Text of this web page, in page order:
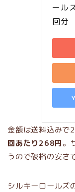
ール
回分
金額は送料込みで
回あたり268円。
うので破格の安さ
シルキーロールズ